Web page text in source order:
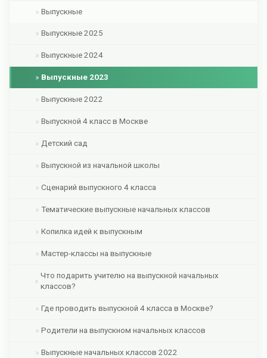
Выпускные
Выпускные 2025
Выпускные 2024
Выпускные 2023
Выпускные 2022
Выпускной 4 класс в Москве
Детский сад
Выпускной из начальной школы
Сценарий выпускного 4 класса
Тематические выпускные начальных классов
Копилка идей к выпускным
Мастер-классы на выпускные
Что подарить учителю на выпускной начальных
классов?
Где проводить выпускной 4 класса в Москве?
Родители на выпускном начальных классов
Выпускные начальных классов 2022